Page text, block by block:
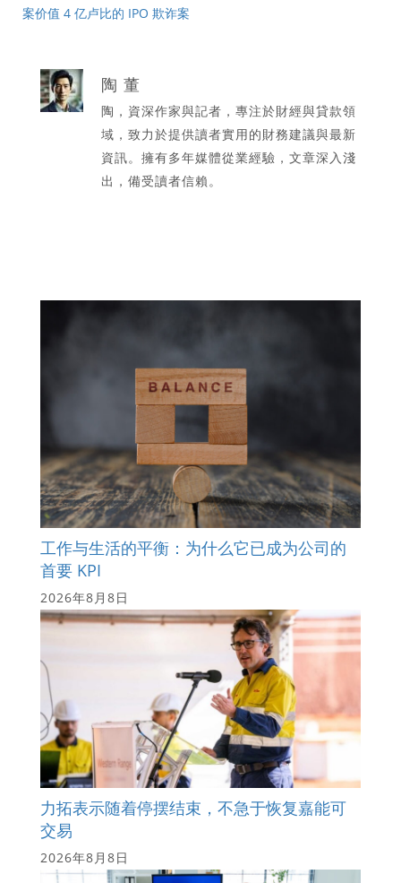
案价值 4 亿卢比的 IPO 欺诈案
陶 董
陶，資深作家與記者，專注於財經與貸款領
域，致力於提供讀者實用的財務建議與最新
資訊。擁有多年媒體從業經驗，文章深入淺
出，備受讀者信賴。
工作与生活的平衡：为什么它已成为公司的
首要 KPI
2026年8月8日
力拓表示随着停摆结束，不急于恢复嘉能可
交易
2026年8月8日